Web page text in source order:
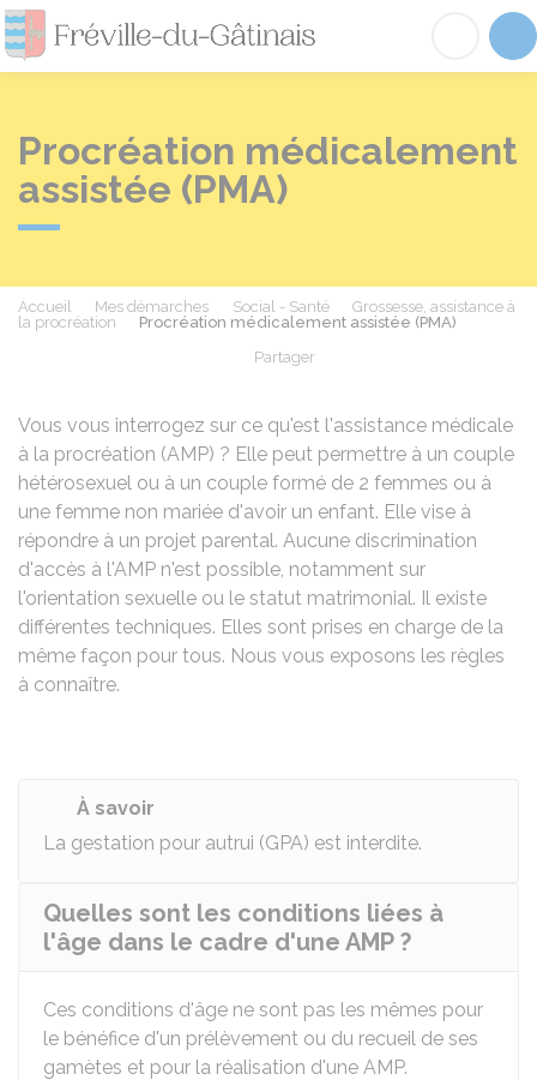
Fréville-du-
Procréation médicalement
assistée (PMA)
Accueil Mes démarches Social - Santé
Grossesse, assistance à
la procréation
Procréation médicalement assistée (PMA)
Partager
Vous vous interrogez sur ce qu'est l'assistance médicale
à la procréation (AMP) ? Elle peut permettre à un couple
hétérosexuel ou à un couple formé de 2 femmes ou à
une femme non mariée d'avoir un enfant. Elle vise à
répondre à un projet parental. Aucune discrimination
d'accès à l'AMP n'est possible, notamment sur
l'orientation sexuelle ou le statut matrimonial. Il existe
différentes techniques. Elles sont prises en charge de la
même façon pour tous. Nous vous exposons les règles
à connaître.
À savoir
La gestation pour autrui (GPA) est interdite.
Quelles sont les conditions liées à
l'âge dans le cadre d'une AMP ?
Ces conditions d'âge ne sont pas les mêmes pour
le bénéfice d'un prélèvement ou du recueil de ses
gamètes et pour la réalisation d'une AMP.